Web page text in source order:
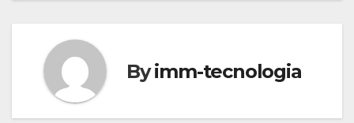
Byimm-tecnologia